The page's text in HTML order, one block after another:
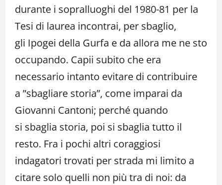
durante i sopralluoghi del 1980-81 per la
Tesi di laurea incontrai, per sbaglio,
gli Ipogei della Gurfa e da allora me ne sto
occupando. Capii subito che era
necessario intanto evitare di contribuire
a ”sbagliare storia”, come imparai da
Giovanni Cantoni; perché quando
si sbaglia storia, poi si sbaglia tutto il
resto. Fra i pochi altri coraggiosi
indagatori trovati per strada mi limito a
citare solo quelli non più tra di noi: da